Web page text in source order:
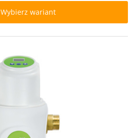
Wybierz wariant